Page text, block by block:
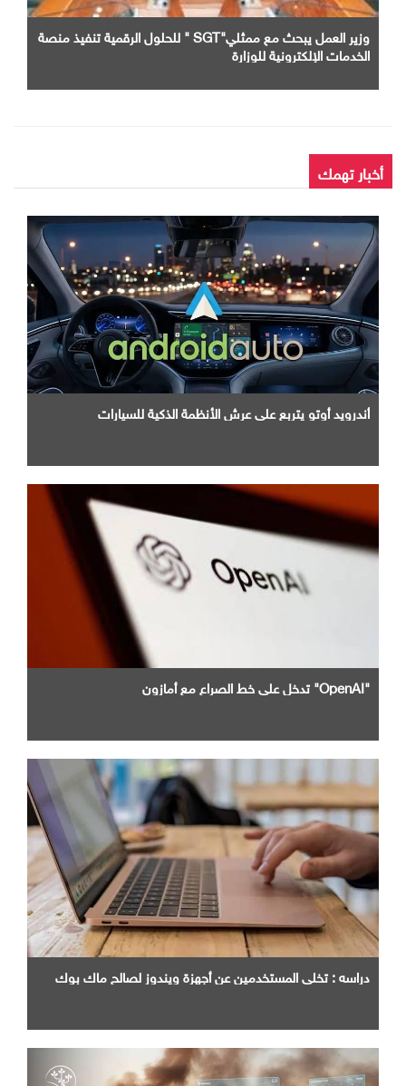
وزير العمل يبحث مع ممثلي"SGT " للحلول الرقمية تنفيذ منصة
الخدمات الإلكترونية للوزارة
أخبار تهمك
أندرويد أوتو يتربع علي عرش الأنظمة الذكية للسيارات
"OpenAI" تدخل علي خط الصراع مع أمازون
دراسه : تخلي المستخدمين عن أجهزة ويندوز لصالح ماك بوك